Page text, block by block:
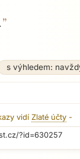
”
s výhledem:
vidí Zlaté účty -
?id=630257